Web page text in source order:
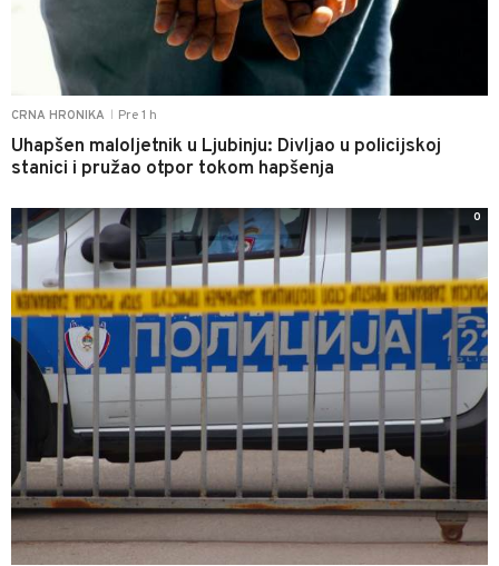
CRNA HRONIKA Pre 1 h
Uhapšen maloljetnik u Ljubinju: Divljao u policijskoj
stanici i pružao otpor tokom hapšenja
0